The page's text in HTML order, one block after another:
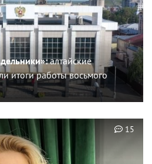
алтайские
итоги работы восьмого
15